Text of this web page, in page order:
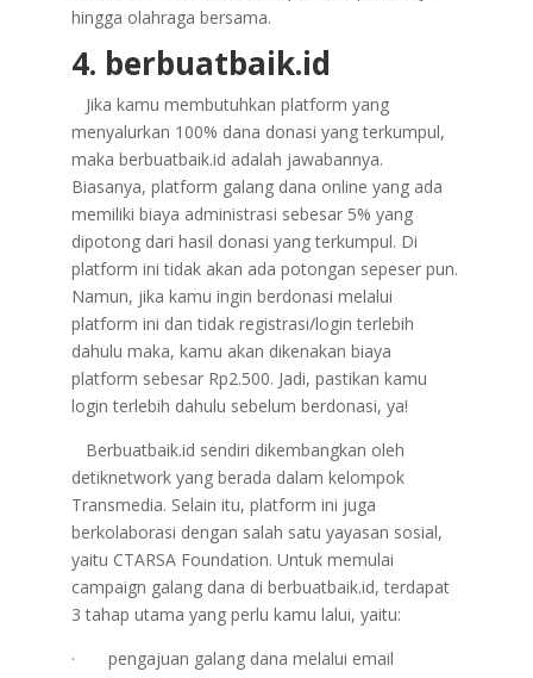
hingga olahraga bersama.
4. berbuatbaik.id
Jika kamu membutuhkan platform yang
menyalurkan 100% dana donasi yang terkumpul,
maka berbuatbaik.id adalah jawabannya.
Biasanya, platform galang dana online yang ada
memiliki biaya administrasi sebesar 5% yang
dipotong dari hasil donasi yang terkumpul. Di
platform ini tidak akan ada potongan sepeser pun.
Namun, jika kamu ingin berdonasi melalui
platform ini dan tidak registrasi/login terlebih
dahulu maka, kamu akan dikenakan biaya
platform sebesar Rp2.500. Jadi, pastikan kamu
login terlebih dahulu sebelum berdonasi, ya!
Berbuatbaik.id sendiri dikembangkan oleh
detiknetwork yang berada dalam kelompok
Transmedia. Selain itu, platform ini juga
berkolaborasi dengan salah satu yayasan sosial,
yaitu CTARSA Foundation. Untuk memulai
campaign galang dana di berbuatbaik.id, terdapat
3 tahap utama yang perlu kamu lalui, yaitu:
· pengajuan galang dana melalui email